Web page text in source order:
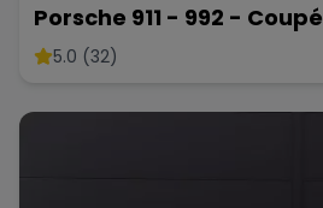
Porsche 911 - 992 - Coupé
5.0 (32)